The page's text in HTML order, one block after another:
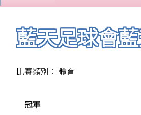
藍天足球會
比賽類別： 體育
冠軍